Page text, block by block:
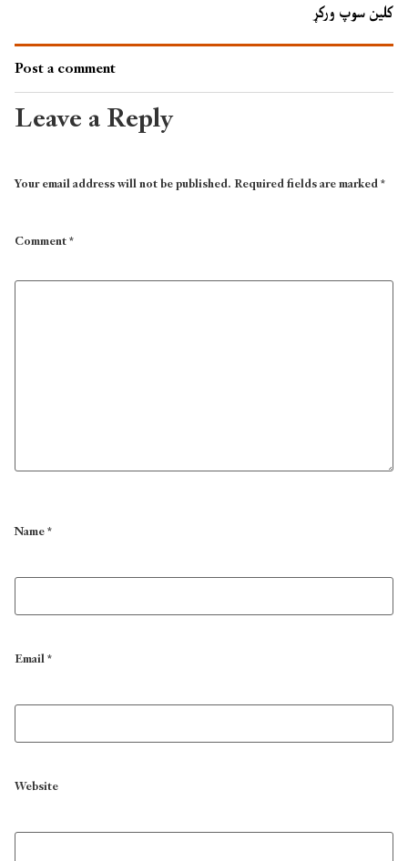
کلین سوپ ورکړ
Post a comment
Leave a Reply
Your email address will not be published.Required fields are marked*
Comment*
Name*
Email*
Website